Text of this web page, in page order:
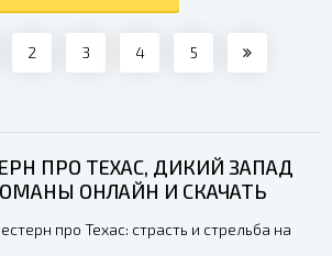
ПРО ТЕХАС, ДИКИЙ ЗАПАД
ОНЛАЙН И СКАЧАТЬ
про Техас: страсть и стрельба на
2 3 4 5